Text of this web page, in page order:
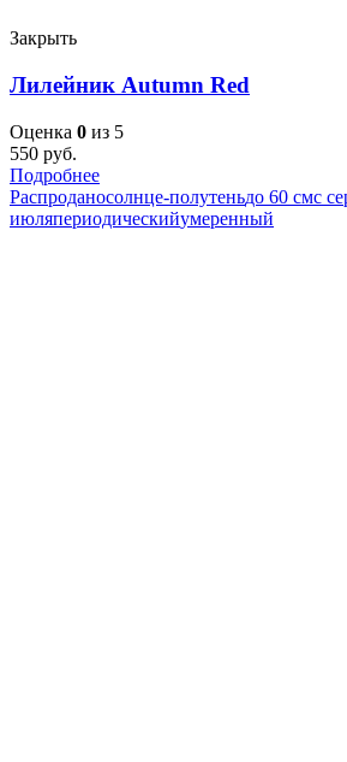
Закрыть
Лилейник Autumn Red
Оценка 0 из 5
550 руб.
Подробнее
Распроданосолнце-полутеньдо 60 смс
июляпериодическийумеренный